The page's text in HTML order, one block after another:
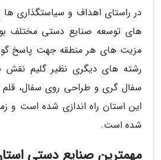
در راستای اهداف و سیاستگذاری ها
های توسعه صنایع دستی مختلف
مزیت های هر منطقه جهت پاسخ
رشته های دیگری نظیر گلیم نقش
سفال گری و طراحی روی سفال،
این استان راه اندازی شده است و
شده است.
مهمترین صنایع دستی